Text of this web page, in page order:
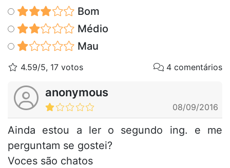
Bom
Médio
Mau
4.59/5, 17 votos 4 comentários
anonymous
08/09/2016
Ainda estou a ler o segundo ing. e me
perguntam se gostei?
Voces são chatos